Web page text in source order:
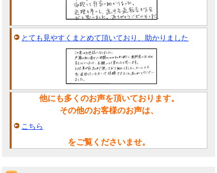
とても見やすくまとめて頂いており、助かりました
他にも多くのお声を頂いております。
その他のお客様のお声は、
こちら
をご覧くださいませ。